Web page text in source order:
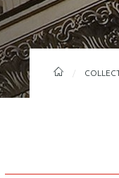
FIL
MOBILIER